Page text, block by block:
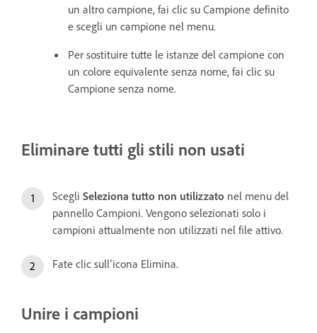
un altro campione, fai clic su Campione definito
e scegli un campione nel menu.
Per sostituire tutte le istanze del campione con
un colore equivalente senza nome, fai clic su
Campione senza nome.
Eliminare tutti gli stili non usati
Scegli Seleziona tutto non utilizzato nel menu del
pannello Campioni. Vengono selezionati solo i
campioni attualmente non utilizzati nel file attivo.
Fate clic sull’icona Elimina.
Unire i campioni